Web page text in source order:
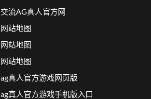
交流AG真人官方网
网站地图
网站地图
网站地图
ag真人官方游戏网页版
ag真人官方游戏手机版入口